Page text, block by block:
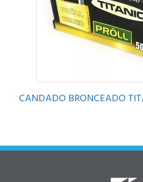
CANDADO BRONCEADO